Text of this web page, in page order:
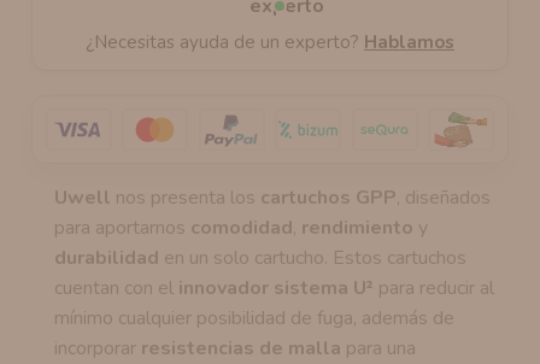
Uwell nos presenta los cartuchos GPP, diseñados
para aportarnos comodidad, rendimiento y
durabilidad en un solo cartucho. Estos cartuchos
cuentan con el innovador sistema U² para reducir al
mínimo cualquier posibilidad de fuga, además de
incorporar resistencias de malla para una
¿Necesitas ayuda de un experto? Hablamos